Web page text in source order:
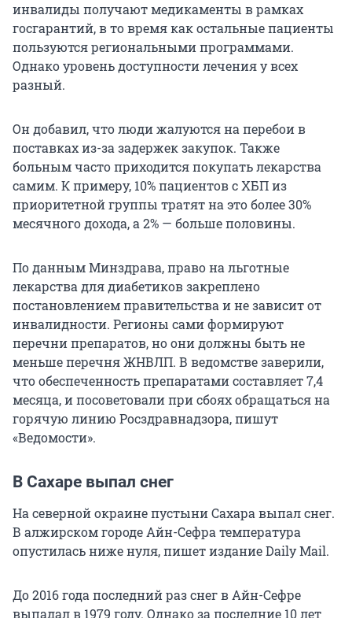
инвалиды получают медикаменты в рамках
госгарантий, в то время как остальные пациенты
пользуются региональными программами.
Однако уровень доступности лечения у всех
разный.
Он добавил, что люди жалуются на перебои в
поставках из-за задержек закупок. Также
больным часто приходится покупать лекарства
самим. К примеру, 10% пациентов с ХБП из
приоритетной группы тратят на это более 30%
месячного дохода, а 2% — больше половины.
По данным Минздрава, право на льготные
лекарства для диабетиков закреплено
постановлением правительства и не зависит от
инвалидности. Регионы сами формируют
перечни препаратов, но они должны быть не
меньше перечня ЖНВЛП. В ведомстве заверили,
что обеспеченность препаратами составляет 7,4
месяца, и посоветовали при сбоях обращаться на
горячую линию Росздравнадзора, пишут
«Ведомости».
В Сахаре выпал снег
На северной окраине пустыни Сахара выпал снег.
В алжирском городе Айн-Сефра температура
опустилась ниже нуля, пишет издание Daily Mail.
До 2016 года последний раз снег в Айн-Сефре
выпадал в 1979 году. Однако за последние 10 лет